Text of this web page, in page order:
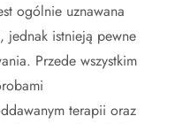
ogólnie uznawana
jednak istnieją pewne
Przede wszystkim
terapii oraz